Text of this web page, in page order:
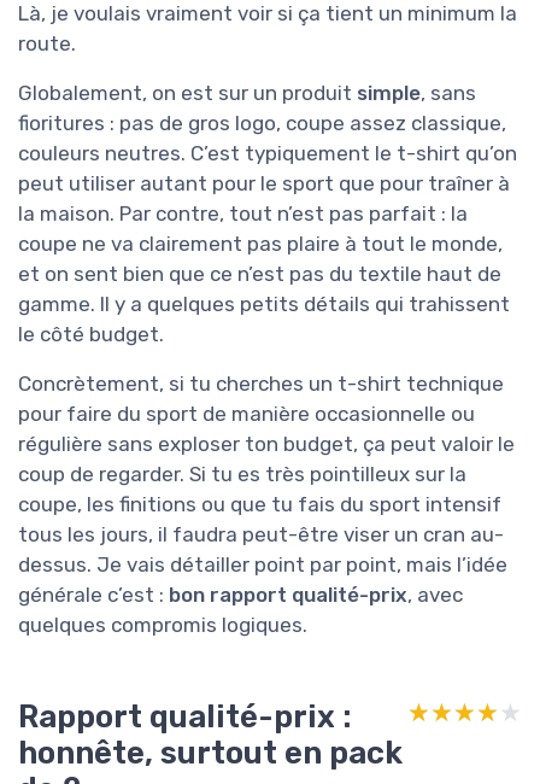
Là, je voulais vraiment voir si ça tient un minimum la
route.
Globalement, on est sur un produit simple, sans
fioritures : pas de gros logo, coupe assez classique,
couleurs neutres. C’est typiquement le t-shirt qu’on
peut utiliser autant pour le sport que pour traîner à
la maison. Par contre, tout n’est pas parfait : la
coupe ne va clairement pas plaire à tout le monde,
et on sent bien que ce n’est pas du textile haut de
gamme. Il y a quelques petits détails qui trahissent
le côté budget.
Concrètement, si tu cherches un t-shirt technique
pour faire du sport de manière occasionnelle ou
régulière sans exploser ton budget, ça peut valoir le
coup de regarder. Si tu es très pointilleux sur la
coupe, les finitions ou que tu fais du sport intensif
tous les jours, il faudra peut-être viser un cran au-
dessus. Je vais détailler point par point, mais l’idée
générale c’est : bon rapport qualité-prix, avec
quelques compromis logiques.
Rapport qualité-prix :
honnête, surtout en pack
★★★★★
★★★★★